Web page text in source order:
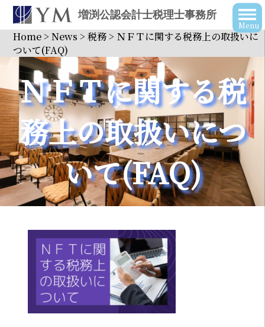
増渕公認会計士税理士事務所
Home>News >税務> ＮＦＴに関する税務上の取扱いに
ついて(FAQ)
ＮＦＴに関する税
務上の取扱いにつ
いて(FAQ)